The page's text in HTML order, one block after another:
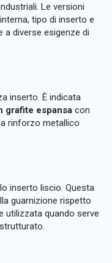
Le versioni
tipo di inserto e
a diverse esigenze di
inserto. È indicata
grafite espansa con
rinforzo metallico
inserto liscio. Questa
guarnizione rispetto
utilizzata quando serve